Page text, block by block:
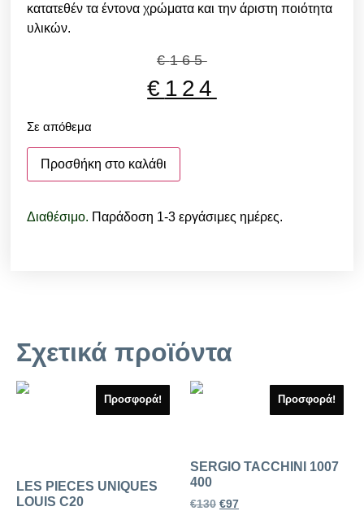
κατατεθέν τα έντονα χρώματα και την άριστη ποιότητα
υλικών.
€165
€ 124
Σε απόθεμα
Προσθήκη στο καλάθι
Διαθέσιμο. Παράδοση 1-3 εργάσιμες ημέρες.
Σχετικά προϊόντα
Προσφορά!
LES PIECES UNIQUES
LOUIS C20
Προσφορά!
SERGIO TACCHINI 1007
400
€130 €97